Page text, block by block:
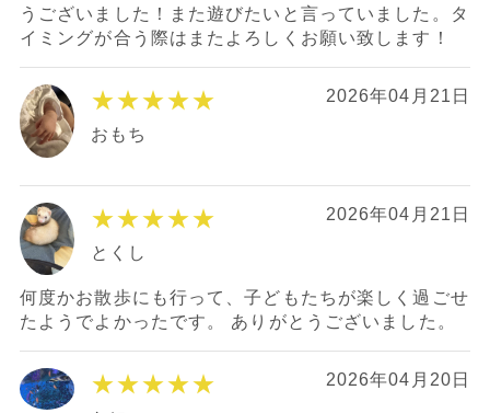
うございました！また遊びたいと言っていました。タ
イミングが合う際はまたよろしくお願い致します！
★★★★★ 2026年04月21日
おもち
★★★★★ 2026年04月21日
とくし
何度かお散歩にも行って、子どもたちが楽しく過ごせ
たようでよかったです。 ありがとうございました。
★★★★★ 2026年04月20日